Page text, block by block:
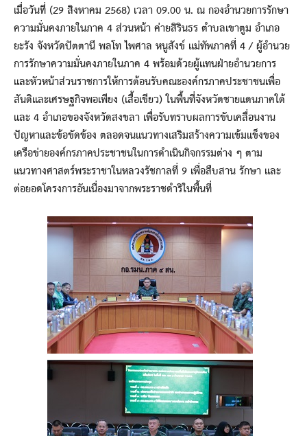
เมื่อวันที่ (29 สิงหาคม 2568) เวลา 09.00 น. ณ กองอำนวยการรักษา
ความมั่นคงภายในภาค 4 ส่วนหน้า ค่ายสิรินธร ตำบลเขาตูม อำเภอ
ยะรัง จังหวัดปัตตานี พลโท ไพศาล หนูสังข์ แม่ทัพภาคที่ 4 / ผู้อำนวย
การรักษาความมั่นคงภายในภาค 4 พร้อมด้วยผู้แทนฝ่ายอำนวยการ
และหัวหน้าส่วนราชการให้การต้อนรับคณะองค์กรภาคประชาชนเพื่อ
สันติและเศรษฐกิจพอเพียง (เสื้อเขียว) ในพื้นที่จังหวัดชายแดนภาคใต้
และ 4 อำเภอของจังหวัดสงขลา เพื่อรับทราบผลการขับเคลื่อนงาน
ปัญหาและข้อขัดข้อง ตลอดจนแนวทางเสริมสร้างความเข้มแข็งของ
เครือข่ายองค์กรภาคประชาชนในการดำเนินกิจกรรมต่าง ๆ ตาม
แนวทางศาสตร์พระราชาในหลวงรัชกาลที่ 9 เพื่อสืบสาน รักษา และ
ต่อยอดโครงการอันเนื่องมาจากพระราชดำริในพื้นที่